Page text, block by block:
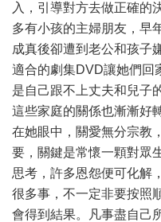
入，引導對方去做正確的
多有小孩的主婦朋友，早
成真後卻遭到老公和孩子
適合的劇集DVD讓她們回
是自己跟不上丈夫和兒子
這些家庭的關係也漸漸好
在她眼中，關愛無分宗教
要，關鍵是常懷一顆對眾
思考，許多恩怨便可化解
很多事，不一定非要按照
會得到結果。凡事盡自己